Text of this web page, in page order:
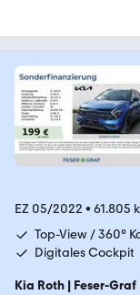
EZ 05/2022 • 61.805
Top-View / 360°
Digitales Cockpit
Kia Roth | Feser-